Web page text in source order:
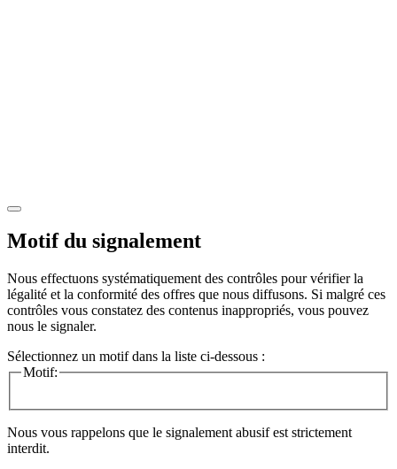
Motif du signalement
Nous effectuons systématiquement des contrôles pour vérifier la
légalité et la conformité des offres que nous diffusons. Si malgré ces
contrôles vous constatez des contenus inappropriés, vous pouvez
nous le signaler.
Sélectionnez un motif dans la liste ci-dessous :
Motif:
Nous vous rappelons que le signalement abusif est strictement
interdit.